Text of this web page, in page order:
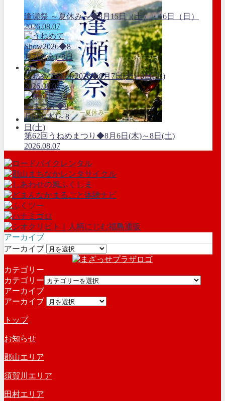
逢瀬祭 ～夏休み～◆8月15日（土）・16日（日）
2026.08.07
うねめでShow2026◆8月7日(金)･8日(土)
2026.08.07
第62回うねめまつり◆8月6日(木)～8日(土)
2026.08.07
アーカイブ
アーカイブ
カテゴリー
カテゴリー
アーカイブ
アーカイブ
トップ
お知らせ
郡山エリア
須賀川エリア
田村エリア